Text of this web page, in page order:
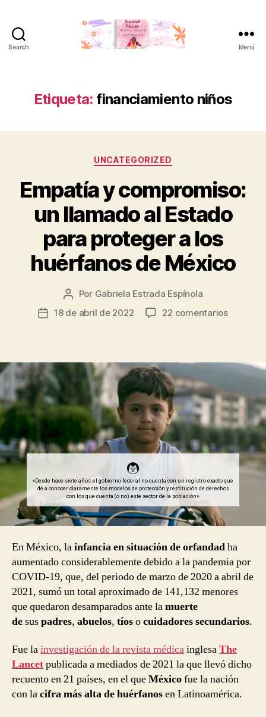
Search Menú
Etiqueta: financiamiento niños
Categorías
UNCATEGORIZED
Empatía y compromiso:
un llamado al Estado
para proteger a los
huérfanos de México
Autor
de
Por Gabriela Estrada Espínola
Fecha18 de abril de 2022 22 comentariosen
un
llamado
al
Estado
para
proteger
a
los
de
«Desde hace siete años, el gobierno federal no cuenta con un registro exacto que
dé a conocer claramente los modelos de protección y restitución de derechos
con los que cuenta (o no) este sector de la población».
En México, lainfancia en situación de orfandadha
aumentado considerablemente debido a la pandemia por
COVID-19, que, del periodo de marzo de 2020 a abril de
2021, sumó un total aproximado de 141,132 menores
que quedaron desamparados ante lamuerte
desuspadres, abuelos, tíosocuidadores secundarios.
Fue lainvestigación de la revista médicainglesaThe
Lancetpublicada a mediados de 2021 la que llevó dicho
recuento en 21 países, en el queMéxicofue la nación
con lacifra más alta de huérfanosen Latinoamérica.